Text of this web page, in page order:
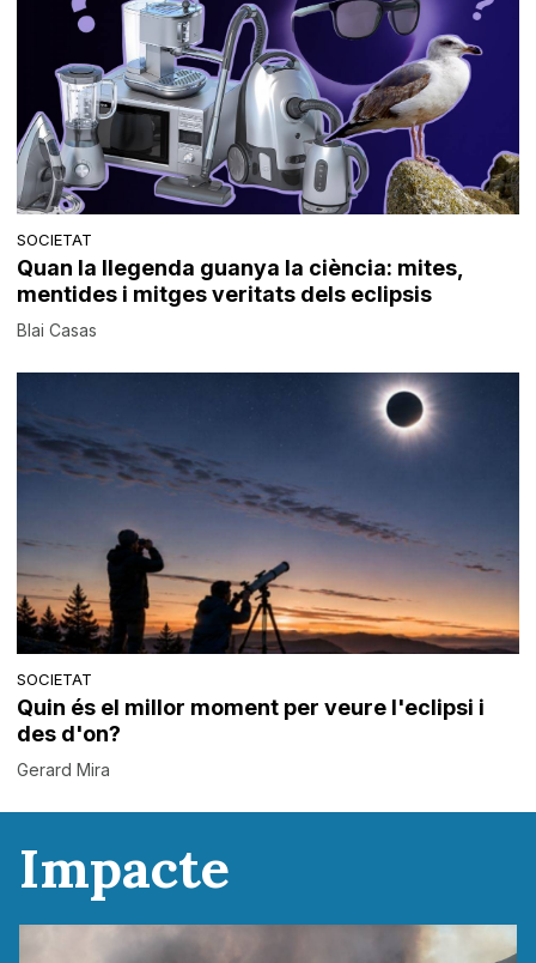
SOCIETAT
Quan la llegenda guanya la ciència: mites,
mentides i mitges veritats dels eclipsis
Blai Casas
SOCIETAT
Quin és el millor moment per veure l'eclipsi i
des d'on?
Gerard Mira
Impacte